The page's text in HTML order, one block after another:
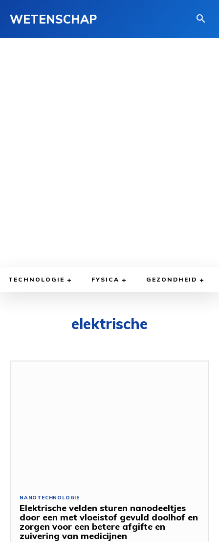
WETENSCHAP
TECHNOLOGIE FYSICA GEZONDHEID
elektrische
NANOTECHNOLOGIE
Elektrische velden sturen nanodeeltjes
door een met vloeistof gevuld doolhof en
zorgen voor een betere afgifte en
zuivering van medicijnen